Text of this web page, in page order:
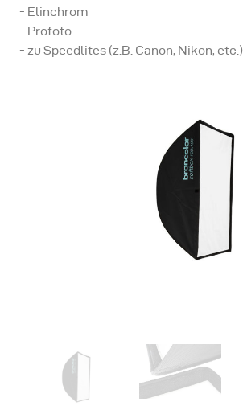
- Elinchrom
- Profoto
- zu Speedlites (z.B. Canon, Nikon, etc.).